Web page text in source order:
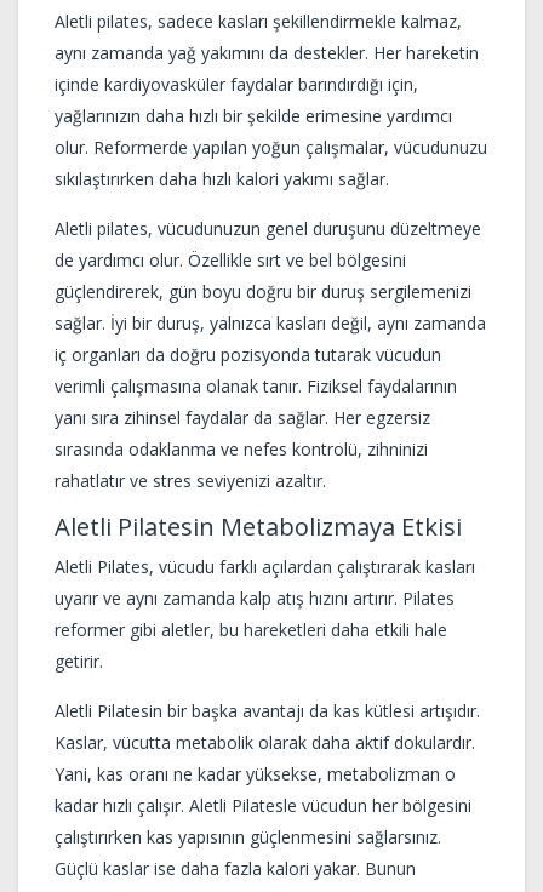
Aletli pilates, sadece kasları şekillendirmekle kalmaz,
aynı zamanda yağ yakımını da destekler. Her hareketin
içinde kardiyovasküler faydalar barındırdığı için,
yağlarınızın daha hızlı bir şekilde erimesine yardımcı
olur. Reformerde yapılan yoğun çalışmalar, vücudunuzu
sıkılaştırırken daha hızlı kalori yakımı sağlar.
Aletli pilates, vücudunuzun genel duruşunu düzeltmeye
de yardımcı olur. Özellikle sırt ve bel bölgesini
güçlendirerek, gün boyu doğru bir duruş sergilemenizi
sağlar. İyi bir duruş, yalnızca kasları değil, aynı zamanda
iç organları da doğru pozisyonda tutarak vücudun
verimli çalışmasına olanak tanır. Fiziksel faydalarının
yanı sıra zihinsel faydalar da sağlar. Her egzersiz
sırasında odaklanma ve nefes kontrolü, zihninizi
rahatlatır ve stres seviyenizi azaltır.
Aletli Pilatesin Metabolizmaya Etkisi
Aletli Pilates, vücudu farklı açılardan çalıştırarak kasları
uyarır ve aynı zamanda kalp atış hızını artırır. Pilates
reformer gibi aletler, bu hareketleri daha etkili hale
getirir.
Aletli Pilatesin bir başka avantajı da kas kütlesi artışıdır.
Kaslar, vücutta metabolik olarak daha aktif dokulardır.
Yani, kas oranı ne kadar yüksekse, metabolizman o
kadar hızlı çalışır. Aletli Pilatesle vücudun her bölgesini
çalıştırırken kas yapısının güçlenmesini sağlarsınız.
Güçlü kaslar ise daha fazla kalori yakar. Bunun